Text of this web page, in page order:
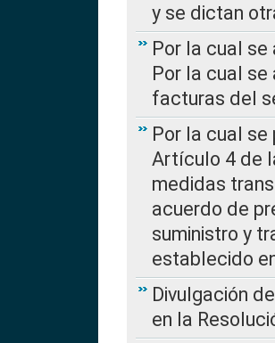
y se dictan
Por la cual se
Por la cual
facturas del
Por la cual
Artículo 4 de
medidas
acuerdo de
suministro y
establecido
Divulgación
en la